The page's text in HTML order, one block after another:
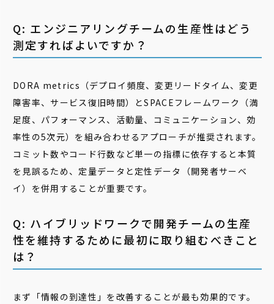
Q: エンジニアリングチームの生産性はどう
測定すればよいですか？
DORA metrics（デプロイ頻度、変更リードタイム、変更
障害率、サービス復旧時間）とSPACEフレームワーク（満
足度、パフォーマンス、活動量、コミュニケーション、効
率性の5次元）を組み合わせるアプローチが推奨されます。
コミット数やコード行数など単一の指標に依存すると本質
を見誤るため、定量データと定性データ（開発者サーベ
イ）を併用することが重要です。
Q: ハイブリッドワークで開発チームの生産
性を維持するために最初に取り組むべきこと
は？
まず「情報の到達性」を改善することが最も効果的です。